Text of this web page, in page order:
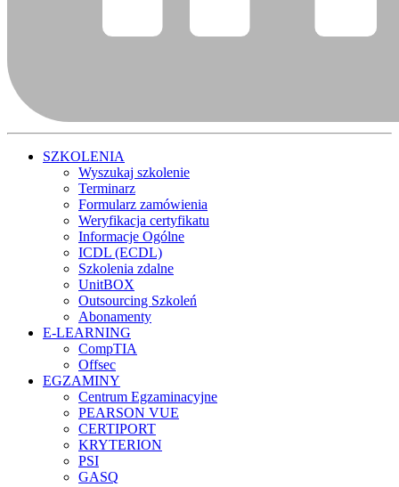
SZKOLENIA
Wyszukaj szkolenie
Terminarz
Formularz zamówienia
Weryfikacja certyfikatu
Informacje Ogólne
ICDL (ECDL)
Szkolenia zdalne
UnitBOX
Outsourcing Szkoleń
Abonamenty
E-LEARNING
CompTIA
Offsec
EGZAMINY
Centrum Egzaminacyjne
PEARSON VUE
CERTIPORT
KRYTERION
PSI
GASQ